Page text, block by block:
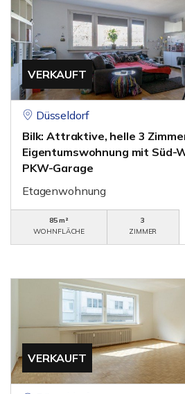
VERKAUFT
Düsseldorf
Bilk: Attraktive, helle 3
Eigentumswohnung mit Süd-
PKW-Garage
Etagenwohnung
85 m²
WOHNFLÄCHE
3
ZIMMER
VERKAUFT